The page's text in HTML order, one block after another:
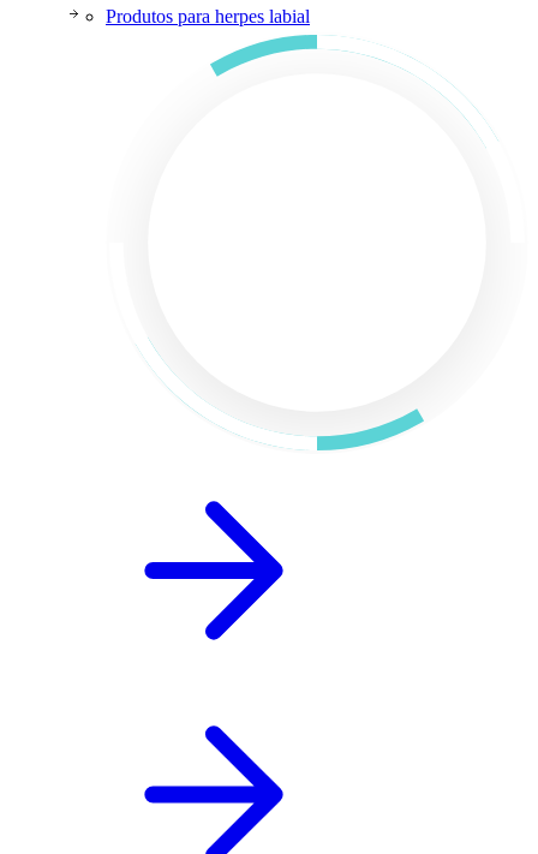
Produtos para herpes labial